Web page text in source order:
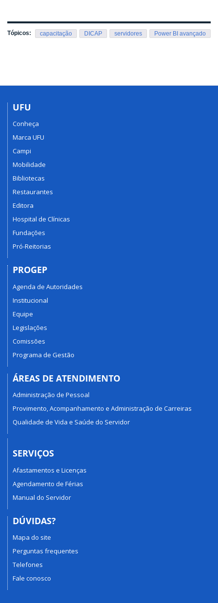
Tópicos: capacitação DICAP servidores Power BI avançado
UFU
Conheça
Marca UFU
Campi
Mobilidade
Bibliotecas
Restaurantes
Editora
Hospital de Clínicas
Fundações
Pró-Reitorias
PROGEP
Agenda de Autoridades
Institucional
Equipe
Legislações
Comissões
Programa de Gestão
ÁREAS DE ATENDIMENTO
Administração de Pessoal
Provimento, Acompanhamento e Administração de Carreiras
Qualidade de Vida e Saúde do Servidor
SERVIÇOS
Afastamentos e Licenças
Agendamento de Férias
Manual do Servidor
DÚVIDAS?
Mapa do site
Perguntas frequentes
Telefones
Fale conosco